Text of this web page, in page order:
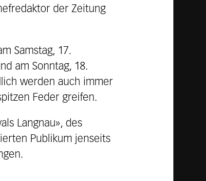
der Zeitung
Samstag, 17.
am Sonntag, 18.
werden auch immer
Feder greifen.
Langnau», des
Publikum jenseits